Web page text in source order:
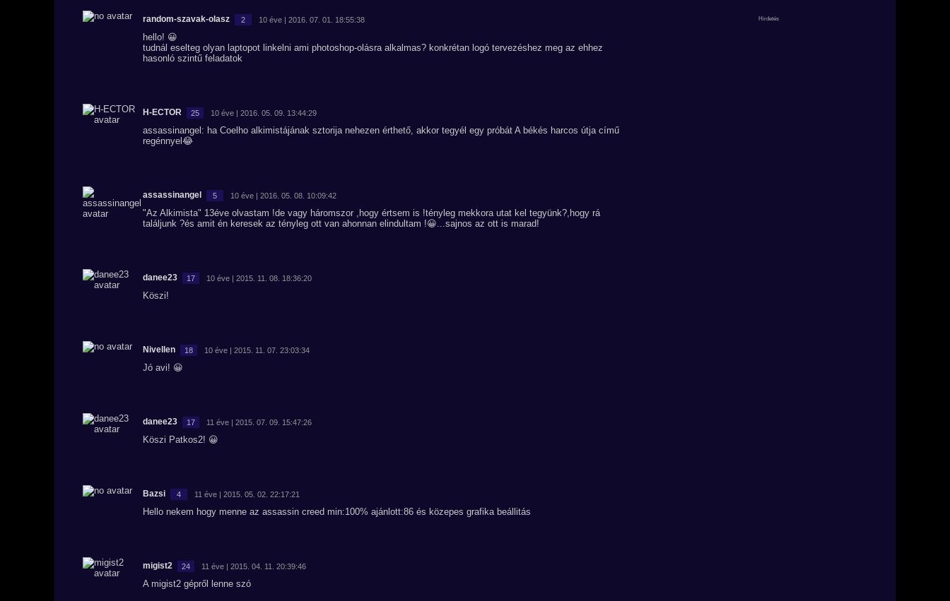
random-szavak-olasz 2 10 éve | 2016. 07. 01. 18:55:38
hello! 😀
tudnál eselteg olyan laptopot linkelni ami photoshop-olásra alkalmas? konkrétan logó tervezéshez meg az ehhez
hasonló szintű feladatok
H-ECTOR 25 10 éve | 2016. 05. 09. 13:44:29
assassinangel: ha Coelho alkimistájának sztorija nehezen érthető, akkor tegyél egy próbát A békés harcos útja című
regénnyel😂
assassinangel 5 10 éve | 2016. 05. 08. 10:09:42
"Az Alkimista" 13éve olvastam !de vagy háromszor ,hogy értsem is !tényleg mekkora utat kel tegyünk?,hogy rá
találjunk ?és amit én keresek az tényleg ott van ahonnan elindultam !😀...sajnos az ott is marad!
danee23 17 10 éve | 2015. 11. 08. 18:36:20
Köszi!
Nivellen 18 10 éve | 2015. 11. 07. 23:03:34
Jó avi! 😀
danee23 17 11 éve | 2015. 07. 09. 15:47:26
Köszi Patkos2! 😀
Bazsi 4 11 éve | 2015. 05. 02. 22:17:21
Hello nekem hogy menne az assassin creed min:100% ajánlott:86 és közepes grafika beállitás
migist2 24 11 éve | 2015. 04. 11. 20:39:46
A migist2 gépről lenne szó